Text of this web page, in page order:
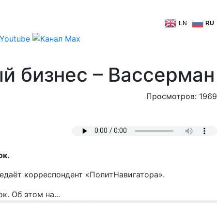
EN RU
бизнес – Вассерман
Просмотров: 1969
корреспондент «ПолитНавигатора».